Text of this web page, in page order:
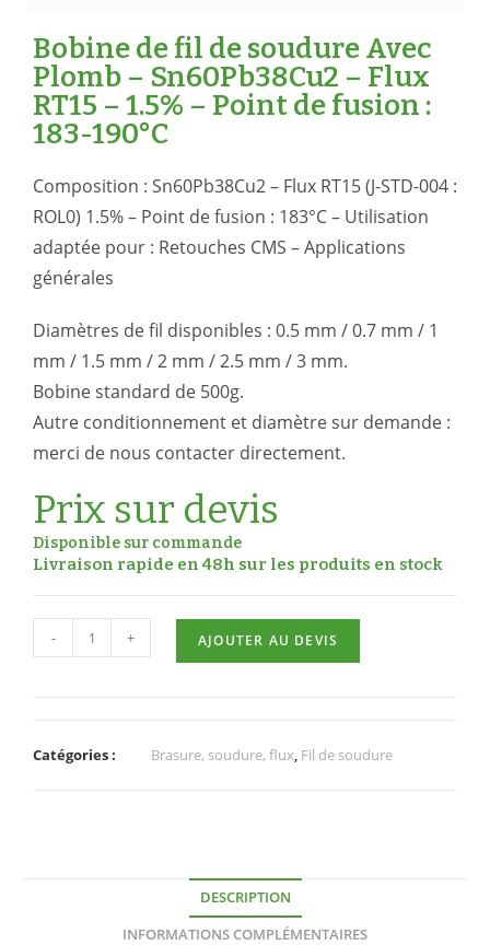
Bobine de fil de soudure Avec
Plomb – Sn60Pb38Cu2 – Flux
RT15 – 1.5% – Point de fusion :
183-190°C
Composition : Sn60Pb38Cu2 – Flux RT15 (J-STD-004 :
ROL0) 1.5% – Point de fusion : 183°C – Utilisation
adaptée pour : Retouches CMS – Applications
générales
Diamètres de fil disponibles : 0.5 mm / 0.7 mm / 1
mm / 1.5 mm / 2 mm / 2.5 mm / 3 mm.
Bobine standard de 500g.
Autre conditionnement et diamètre sur demande :
merci de nous contacter directement.
Prix sur devis
Disponible sur commande
Livraison rapide en 48h sur les produits en stock
- + AJOUTER AU DEVIS
Catégories : Brasure, soudure, flux, Fil de soudure
DESCRIPTION
INFORMATIONS COMPLÉMENTAIRES